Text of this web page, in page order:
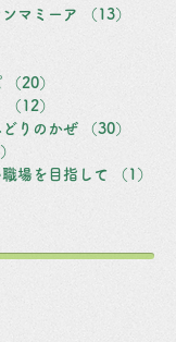
マミーア
（13）
（20）
（12）
りのかぜ
（30）
場を目指して
（1）